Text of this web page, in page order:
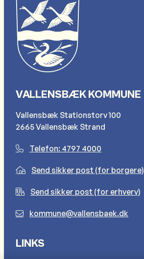
VALLENSBÆK KOMMUNE
Vallensbæk Stationstorv 100
2665 Vallensbæk Strand
Telefon: 4797 4000
Send sikker post (for borgere)
Send sikker post (for erhverv)
kommune@vallensbaek.dk
LINKS